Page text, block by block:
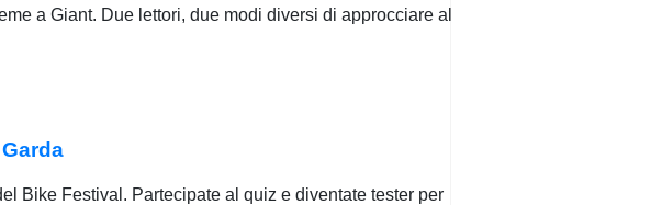
a Giant. Due lettori, due modi diversi di approcciare al
Bike Festival. Partecipate al quiz e diventate tester per